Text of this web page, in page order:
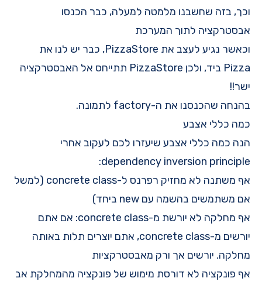
וכך, בזה שחשבנו מלמטה למעלה, כבר הכנסו
אבסטרקציה לתוך המערכת
וכאשר נגיע לעצב את PizzaStore, כבר יש לנו את
Pizza ביד, ולכן PizzaStore תתייחס אל האבסטרקציה
ישר!!
בהנחה שהכנסנו את ה-factory לתמונה.
כמה כללי אצבע
הנה כמה כללי אצבע שיעזרו לכם לעקוב אחרי
dependency inversion principle:
אף משתנה לא מחזיק רפרנס ל-concrete class (למשל
אם משתמשים בהשמה עם new ביחד)
אף מחלקה לא יורשת מ-concrete class: אם אתם
יורשים מ-concrete class, אתם יוצרים תלות באותה
מחלקה. יורשים אך ורק מאבסטרקציות
אף פונקציה לא דורסת מימוש של פונקציה מהמחלקת אב